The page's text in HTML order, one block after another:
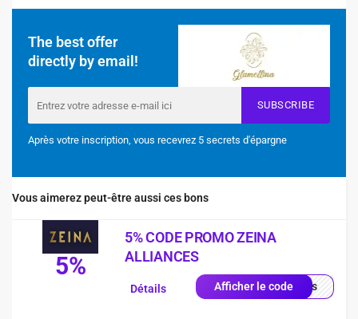
The best offer
directly by email!
SUBSCRIBE
Après votre inscription, vous recevrez 5 secrets d'épargne
Vous aimerez peut-être aussi ces bons
5%
5% CODE PROMO ZEINA
ALLIANCES
Afficher le codequis
Détails